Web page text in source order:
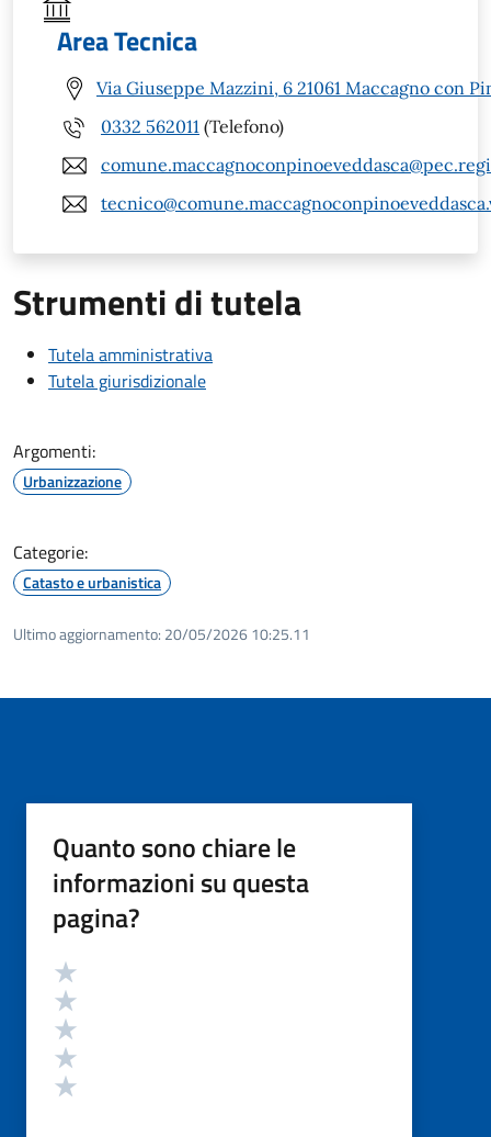
Area Tecnica
Via Giuseppe Mazzini, 6 21061 Maccagno con
0332 562011 (Telefono)
Strumenti di tutela
Tutela amministrativa
Tutela giurisdizionale
Argomenti:
Urbanizzazione
Categorie:
Catasto e urbanistica
Ultimo aggiornamento: 20/05/2026 10:25.11
Quanto sono chiare le
informazioni su questa
pagina?
Valutazione